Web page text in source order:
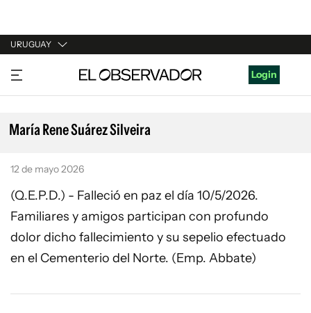
URUGUAY
URUGUAY
ARGENTINA
ESPAÑA
Login
María Rene Suárez Silveira
12 de mayo 2026
(Q.E.P.D.) - Falleció en paz el día 10/5/2026.
Familiares y amigos participan con profundo
dolor dicho fallecimiento y su sepelio efectuado
en el Cementerio del Norte. (Emp. Abbate)